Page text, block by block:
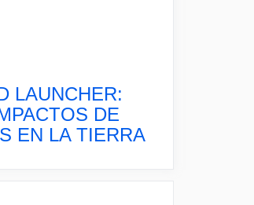
LAUNCHER:
DE
EN LA TIERRA